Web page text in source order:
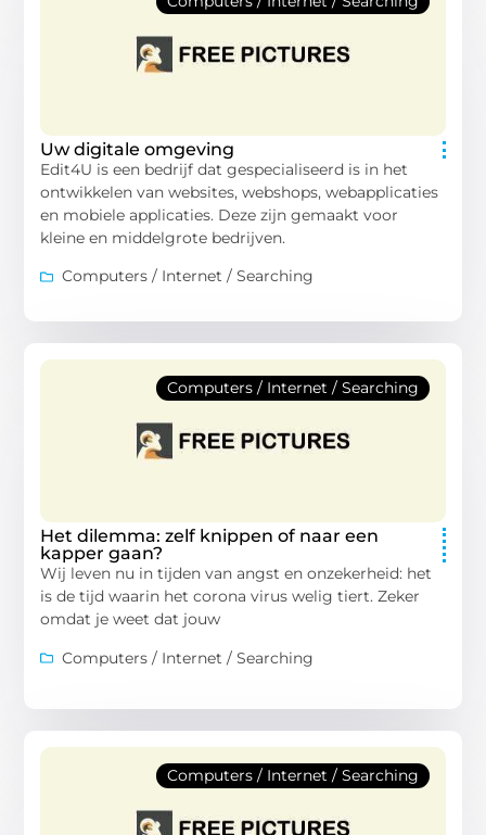
Uw digitale omgeving
Edit4U is een bedrijf dat gespecialiseerd is in het
ontwikkelen van websites, webshops, webapplicaties
en mobiele applicaties. Deze zijn gemaakt voor
kleine en middelgrote bedrijven.
Computers / Internet / Searching
Computers / Internet / Searching
Het dilemma: zelf knippen of naar een
kapper gaan?
Wij leven nu in tijden van angst en onzekerheid: het
is de tijd waarin het corona virus welig tiert. Zeker
omdat je weet dat jouw
Computers / Internet / Searching
Computers / Internet / Searching